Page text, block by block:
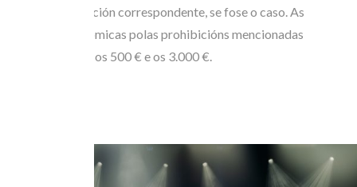
e se aboe a sanción correspondente, se fose o caso. As
sancións económicas polas prohibicións mencionadas
oscilarán entre os 500 € e os 3.000 €.